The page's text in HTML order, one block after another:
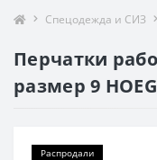
Спецодежда и СИЗ
Перчатки
размер 9
Распродали